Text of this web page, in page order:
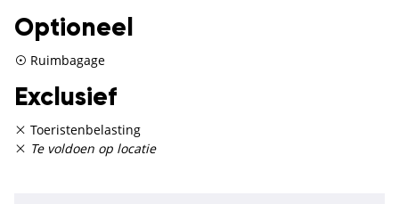
Optioneel
Ruimbagage
Exclusief
Toeristenbelasting
Te voldoen op locatie